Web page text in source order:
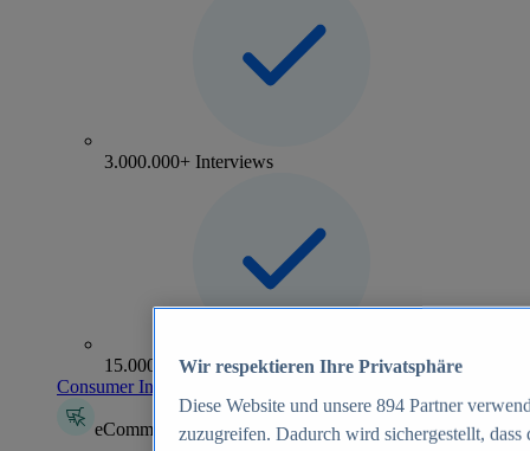
3.000.000+ Interviews
15.000+ Marken
Consumer Insights entdecken
eCommerce Insights
Wir respektieren Ihre Privatsphäre
Diese Website und unsere 894 Partner
zuzugreifen. Dadurch wird sichergestellt,